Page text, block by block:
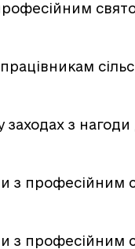
з
з професійним
з професійним